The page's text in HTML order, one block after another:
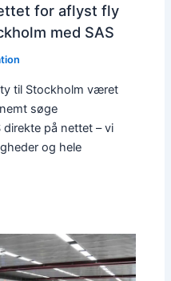
for aflyst fly
med SAS
til Stockholm været
søge
på nettet – vi
og hele